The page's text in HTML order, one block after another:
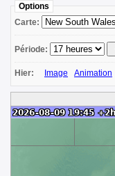
Options
Carte:
Période:
Hier: Image Animation